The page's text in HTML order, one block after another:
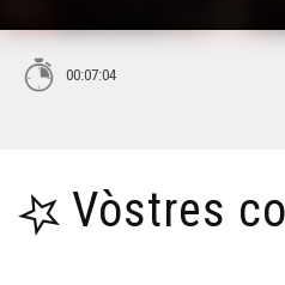
00:07:04
Vòstres